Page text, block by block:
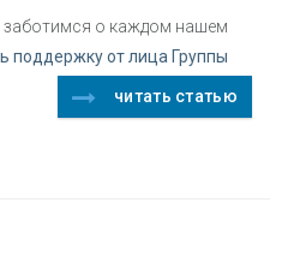
о каждом нашем
поддержку от лица Группы
читать статью